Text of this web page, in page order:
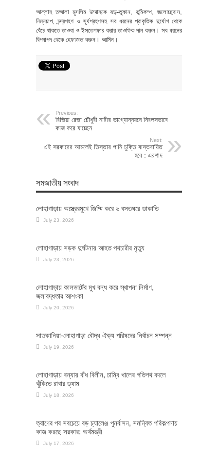
আল্লাহ তআলা মুসলিম উম্মাহকে ঝড়-তুফান, ভূমিকম্প, জলোচ্ছ্বাস,
নিম্নচাপ, চন্দ্রগহণ ও সূর্যগ্রহণসহ সব ধরনের প্রাকৃতিক দুর্যোগ থেকে
বেঁচে থাকতে তাওবা ও ইসতেগফার করার তাওফিক দান করুন। সব ধরনের
বিপদাপদ থেকে হেফাজত করুন। আমিন।
Previous:
রিজিয়া রেজা চৌধুরী নারীর ভাগ্যোন্নয়নে নিরলসভাবে
কাজ করে যাচ্ছেন
Next:
এই সরকারের আমলেই তিস্তার পানি চুক্তি বাস্তবায়িত
হবে : এরশাদ
সমজাতীয় সংবাদ
লোহাগাড়ায় অস্ত্রেরমুখে জিম্মি করে ৬ বসতঘরে ডাকাতি
July 23, 2026
লোহাগাড়ায় সড়ক দুর্ঘটনায় আহত পথচারীর মৃত্যু
July 23, 2026
লোহাগাড়ায় কালভার্টের মুখ বন্ধ করে স্থাপনা নির্মাণ,
জলাবদ্ধতার আশংকা
July 20, 2026
সাতকানিয়া-লোহাগাড়া বৌদ্ধ ঐক্য পরিষদের নির্বাচন সম্পন্ন
July 19, 2026
লোহাগাড়ায় বন্যায় বাঁধ বিলীন, চাম্বি খালের গতিপথ বদলে
ঝুঁকিতে রাবার ড্যাম
July 18, 2026
ত্রাণের পর সবচেয়ে বড় চ্যালেঞ্জ পুনর্বাসন, সমন্বিত পরিকল্পনায়
কাজ করছে সরকার: অর্থমন্ত্রী
July 17, 2026